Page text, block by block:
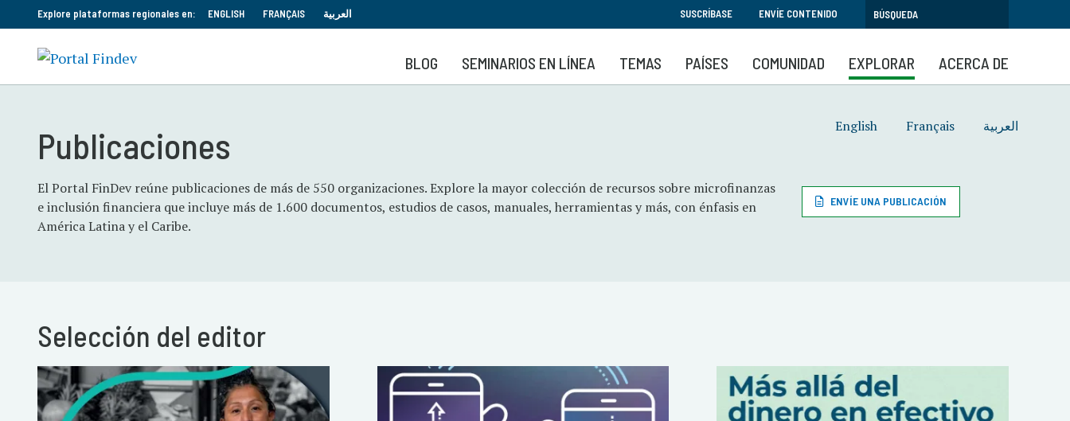
al
contenido
principal
Explore plataformas regionales en: ENGLISH FRANÇAIS العربية SUSCRÍBASE ENVÍE CONTENIDO
BLOG SEMINARIOS EN LÍNEA TEMAS PAÍSES COMUNIDAD EXPLORAR ACERCA DE
Publicaciones
El Portal FinDev reúne publicaciones de más de 550 organizaciones. Explore la mayor colección de recursos sobre microfinanzas
e inclusión financiera que incluye más de 1.600 documentos, estudios de casos, manuales, herramientas y más, con énfasis en
América Latina y el Caribe.
ENVÍE UNA PUBLICACIÓN
English Français العربية
Selección del editor